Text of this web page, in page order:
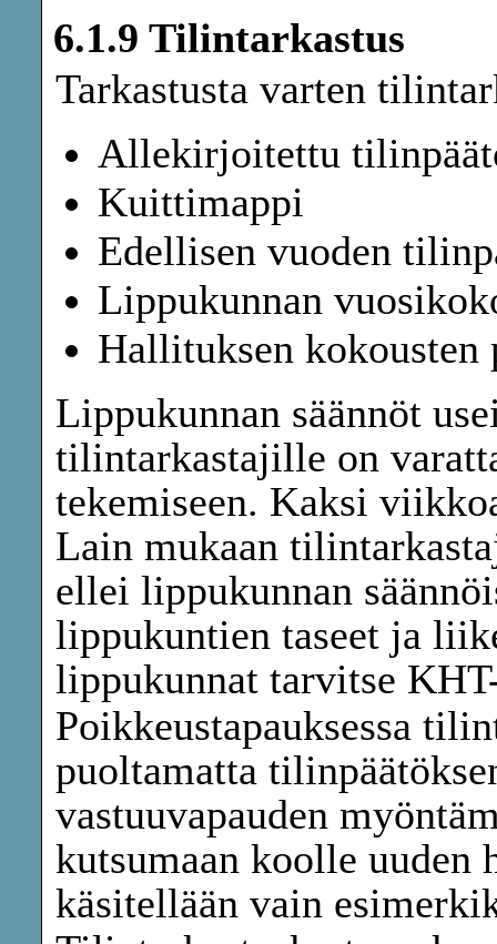
6.1.9 Tilintarkastus
Tarkastusta varten
Allekirjoitettu
Kuittimappi
Edellisen vuoden
Lippukunnan
Hallituksen
Lippukunnan säännöt
tilintarkastajille on
tekemiseen. Kaksi
Lain mukaan
ellei lippukunnan
lippukuntien taseet ja
lippukunnat tarvitse
Poikkeustapauksessa
puoltamatta
vastuuvapauden
kutsumaan koolle uuden
käsitellään vain